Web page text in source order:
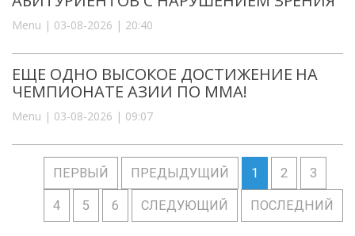
Menu | 03-08-2026 | 20:40
ЕЩЕ ОДНО ВЫСОКОЕ ДОСТИЖЕНИЕ НА
ЧЕМПИОНАТЕ АЗИИ ПО ММА!
Menu | 03-08-2026 | 09:07
ПЕРВЫЙ ПРЕДЫДУЩИЙ 1 2 3
4 5 6 СЛЕДУЮЩИЙ ПОСЛЕДНИЙ